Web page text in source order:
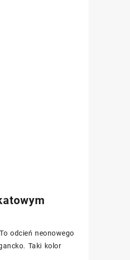
odcień neonowego
Taki kolor